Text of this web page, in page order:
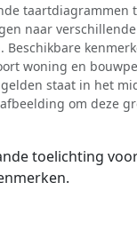
taartdiagrammen
naar verschillende
Beschikbare
woning en
staat in het
om deze
toelichting